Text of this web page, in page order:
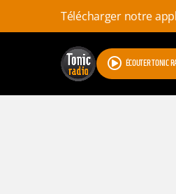
Télécharger notre
ÉCOUTER TONIC